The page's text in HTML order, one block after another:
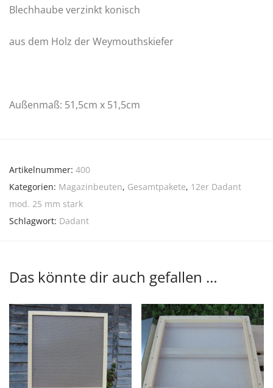
Blechhaube verzinkt konisch
aus dem Holz der Weymouthskiefer
Außenmaß: 51,5cm x 51,5cm
Artikelnummer: 400
Kategorien: Magazinbeuten, Gesamtpakete, 12er Dadant
mod. 25 mm stark
Schlagwort: Dadant
Das könnte dir auch gefallen …